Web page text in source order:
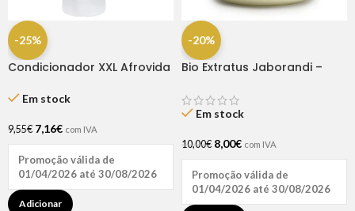
-25%
Condicionador XXL Afrovida
Em stock
9,55€ 7,16€ com IVA
Promoção válida de
01/04/2026 até 30/08/2026
Adicionar
-20%
Bio Extratus Jaborandi –
Em stock
10,00€ 8,00€ com IVA
Promoção válida de
01/04/2026 até 30/08/2026